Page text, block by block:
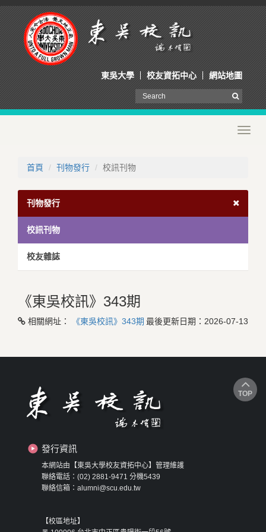
東吳大學 校友資拓中心 網站地圖
首頁 刊物發行 校訊刊物
刊物發行
校訊刊物
校友雜誌
《東吳校訊》343期
最後更新日期： 2026-07-13
相關網址： 《東吳校訊》343期
發行資訊
本網站由【東吳大學校友資拓中心】管理維護
聯絡電話：(02) 2881-9471 分機5439
聯絡信箱：alumni@scu.edu.tw
【校區地址】
TOP